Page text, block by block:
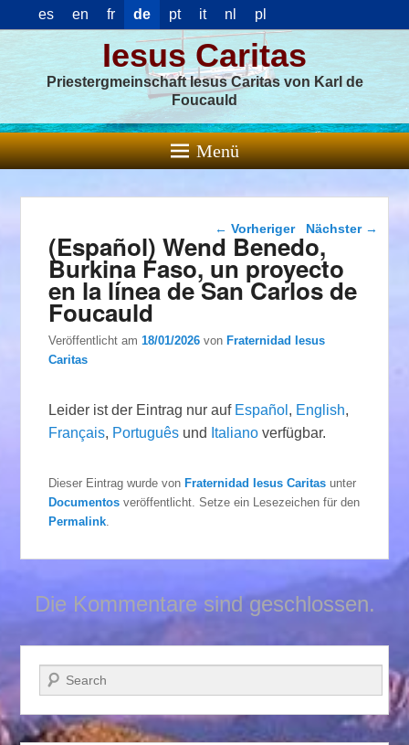
es en fr de pt it nl pl
Iesus Caritas
Priestergmeinschaft Iesus Caritas von Karl de
Foucauld
Menü
Beitragsnavigation
← Vorheriger Nächster →
(Español) Wend Benedo,
Burkina Faso, un proyecto
en la línea de San Carlos de
Foucauld
Veröffentlicht am18/01/2026 vonFraternidad Iesus
Caritas
Leider ist der Eintrag nur auf Español , English,
Français, Português und Italiano verfügbar.
Dieser Eintrag wurde vonFraternidad Iesus Caritas unter
Documentos veröffentlicht. Setze ein Lesezeichen für den
Permalink
Die Kommentare sind geschlossen.
Suchen